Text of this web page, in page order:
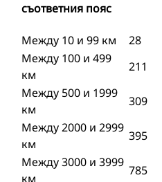
съответния пояс
Между 10 и 99 км 28
Между 100 и 499
км
211
Между 500 и 1999
км
309
Между 2000 и 2999
км
395
Между 3000 и 3999
км
785